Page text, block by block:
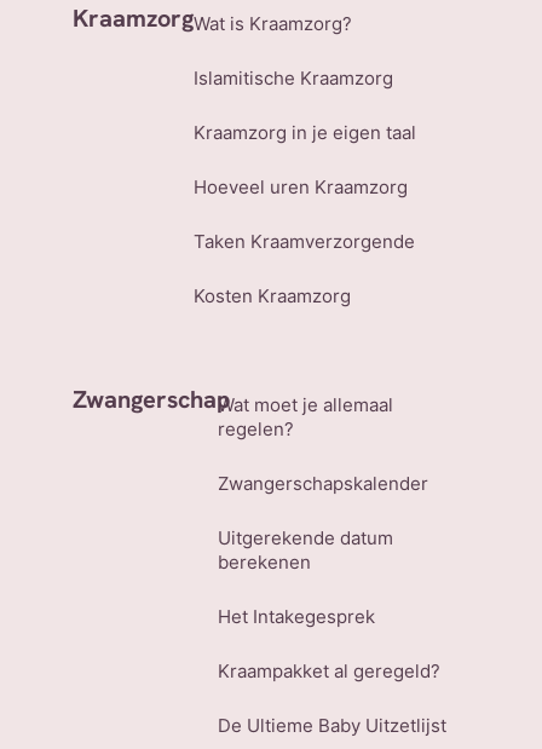
KraamzorgWat is Kraamzorg?
Islamitische Kraamzorg
Kraamzorg in je eigen taal
Hoeveel uren Kraamzorg
Taken Kraamverzorgende
Kosten Kraamzorg
ZwangerschapWat moet je allemaal
regelen?
Zwangerschapskalender
Uitgerekende datum
berekenen
Het Intakegesprek
Kraampakket al geregeld?
De Ultieme Baby Uitzetlijst